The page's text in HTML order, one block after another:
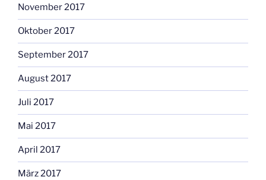
November 2017
Oktober 2017
September 2017
August 2017
Juli 2017
Mai 2017
April 2017
März 2017